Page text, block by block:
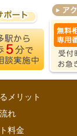
メリット
れ
料金